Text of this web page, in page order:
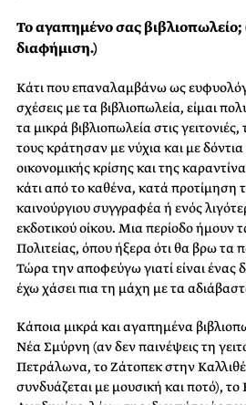
Το αγαπημένο σας βιβλιοπωλείο;
διαφήμιση.)
Κάτι που επαναλαμβάνω ως
σχέσεις με τα βιβλιοπωλεία, είμαι
τα μικρά βιβλιοπωλεία στις γειτονιές,
τους κράτησαν με νύχια και με
οικονομικής κρίσης και της
κάτι από το καθένα, κατά προτίμηση
καινούργιου συγγραφέα ή ενός
εκδοτικού οίκου. Μια περίοδο ήμουν
Πολιτείας, όπου ήξερα ότι θα βρω τα
Τώρα την αποφεύγω γιατί είναι ένας
έχω χάσει πια τη μάχη με τα
Κάποια μικρά και αγαπημένα
Νέα Σμύρνη (αν δεν παινέψεις τη
Πετράλωνα, το Ζάτοπεκ στην
συνδυάζεται με μουσική και ποτό), το